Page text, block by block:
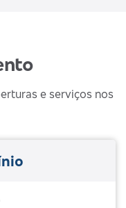
e serviços nos